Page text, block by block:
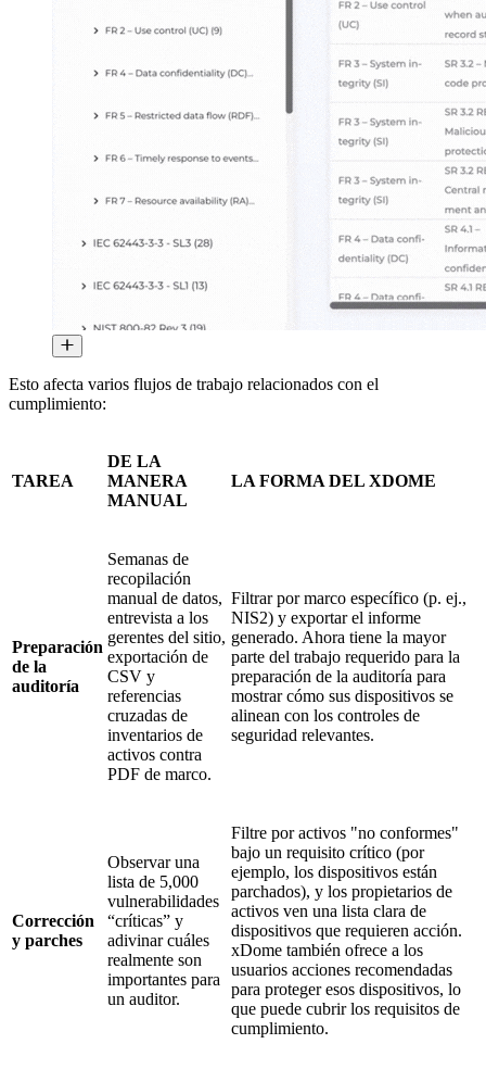
Esto afecta varios flujos de trabajo relacionados con el
cumplimiento:
TAREA
DE LA
MANERA
MANUAL
LA FORMA DEL XDOME
Preparación
de la
auditoría
Semanas de
recopilación
manual de datos,
entrevista a los
gerentes del sitio,
exportación de
CSV y
referencias
cruzadas de
inventarios de
activos contra
PDF de marco.
Filtrar por marco específico (p. ej.,
NIS2) y exportar el informe
generado. Ahora tiene la mayor
parte del trabajo requerido para la
preparación de la auditoría para
mostrar cómo sus dispositivos se
alinean con los controles de
seguridad relevantes.
Corrección
y parches
Observar una
lista de 5,000
vulnerabilidades
“críticas” y
adivinar cuáles
realmente son
importantes para
un auditor.
Filtre por activos "no conformes"
bajo un requisito crítico (por
ejemplo, los dispositivos están
parchados), y los propietarios de
activos ven una lista clara de
dispositivos que requieren acción.
xDome también ofrece a los
usuarios acciones recomendadas
para proteger esos dispositivos, lo
que puede cubrir los requisitos de
cumplimiento.